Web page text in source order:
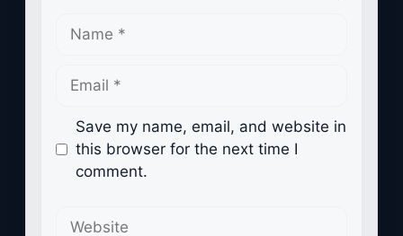
Name
Email
Save my name, email, and website in
this browser for the next time I
comment.